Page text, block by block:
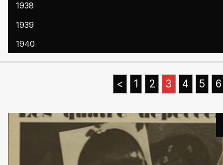
1938
1939
1940
< 1 2 3 4 5 6